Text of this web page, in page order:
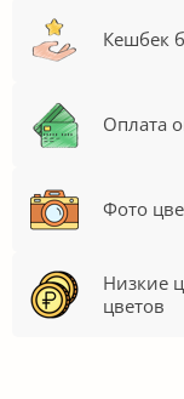
Кешбек
Оплата
Фото
Низкие
цветов